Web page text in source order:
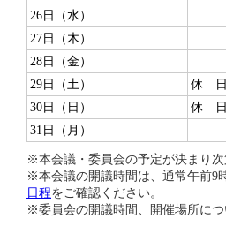
26日（水）
27日（木）
28日（金）
29日（土）
休 日
30日（日）
休 日
31日（月）
※本会議・委員会の予定が決まり
※本会議の開議時間は、通常午前9
日程をご確認ください。
※委員会の開議時間、開催場所につ